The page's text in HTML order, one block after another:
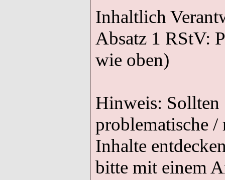
Inhaltlich
Absatz 1 RStV:
wie oben)
Hinweis: Sollten
problematische
Inhalte
bitte mit einem